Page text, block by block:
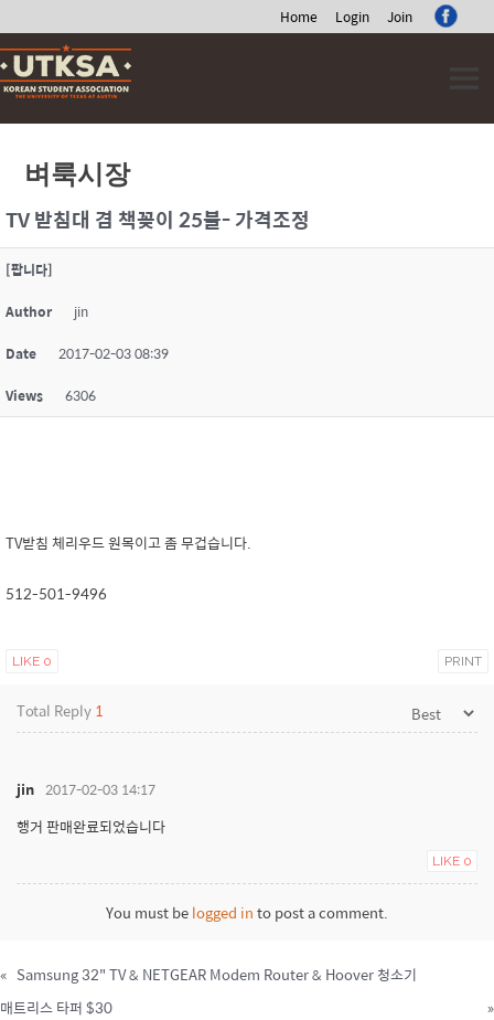
Home Login Join
Skip
to
content
벼룩시장
TV 받침대 겸 책꽂이 25불- 가격조정
[팝니다]
Author jin
Date 2017-02-03 08:39
Views 6306
TV받침 체리우드 원목이고 좀 무겁습니다.
512-501-9496
LIKE 0 PRINT
Total Reply1
jin 2017-02-03 14:17
행거 판매완료되었습니다
LIKE 0
You must belogged into post a comment.
« Samsung 32" TV & NETGEAR Modem Router & Hoover 청소기
매트리스 타퍼 $30
»